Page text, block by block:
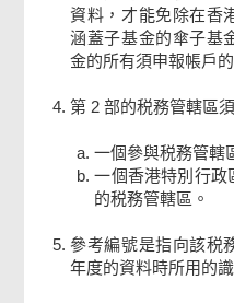
資料，才能免除在香
涵蓋子基金的傘子基
金的所有須申報帳戶
第 2 部的税務管轄區
一個參與税務管轄
一個香港特別行政
的税務管轄區。
參考編號是指向該税
年度的資料時所用的